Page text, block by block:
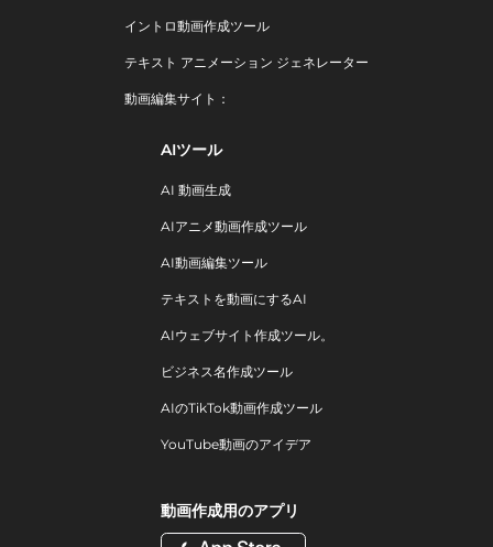
イントロ動画作成ツール
テキスト アニメーション ジェネレーター
動画編集サイト：
AIツール
AI 動画生成
AIアニメ動画作成ツール
AI動画編集ツール
テキストを動画にするAI
AIウェブサイト作成ツール。
ビジネス名作成ツール
AIのTikTok動画作成ツール
YouTube動画のアイデア
動画作成用のアプリ